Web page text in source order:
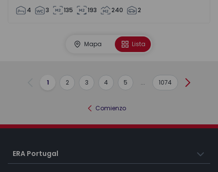
4 3 135 193 240 2
Mapa Lista
Anterior
1 2 3 4 5 ... 1074
Comienzo
ERA Portugal